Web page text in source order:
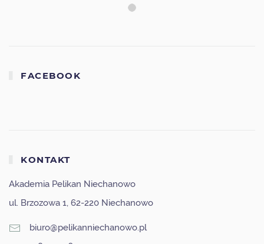
FACEBOOK
KONTAKT
Akademia Pelikan Niechanowo
ul. Brzozowa 1, 62-220 Niechanowo
biuro@pelikanniechanowo.pl